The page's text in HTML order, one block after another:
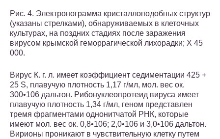
Рис. 4. Электронограмма кристаллоподобных структур
(указаны стрелками), обнаруживаемых в клеточных
культурах, на поздних стадиях после заражения
вирусом крымской геморрагической лихорадки; X 45
000.
Вирус К. г. л. имеет коэффициент седиментации 425 +
25 S, плавучую плотность 1,17 г/мл, мол. вес ок.
300•106 дальтон. Рибонуклеопротеид вируса имеет
плавучую плотность 1,34 г/мл, геном представлен
тремя фрагментами однонитчатой РНК, которые
имеют мол. вес ок. 0,8•106; 2,0•106 и 3,0•106 дальтон.
Вирионы проникают в чувствительную клетку путем